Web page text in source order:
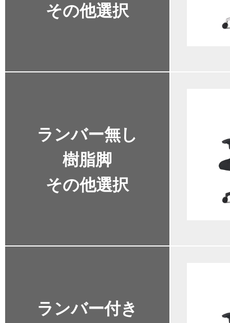
その他選択
ランバー無し
樹脂脚
その他選択
ランバー付き